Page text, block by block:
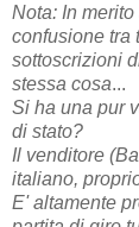
Nota: In
confusione tra
sottoscrizioni
stessa cosa...
Si ha una pur
di stato?
Il venditore
italiano,
E' altamente